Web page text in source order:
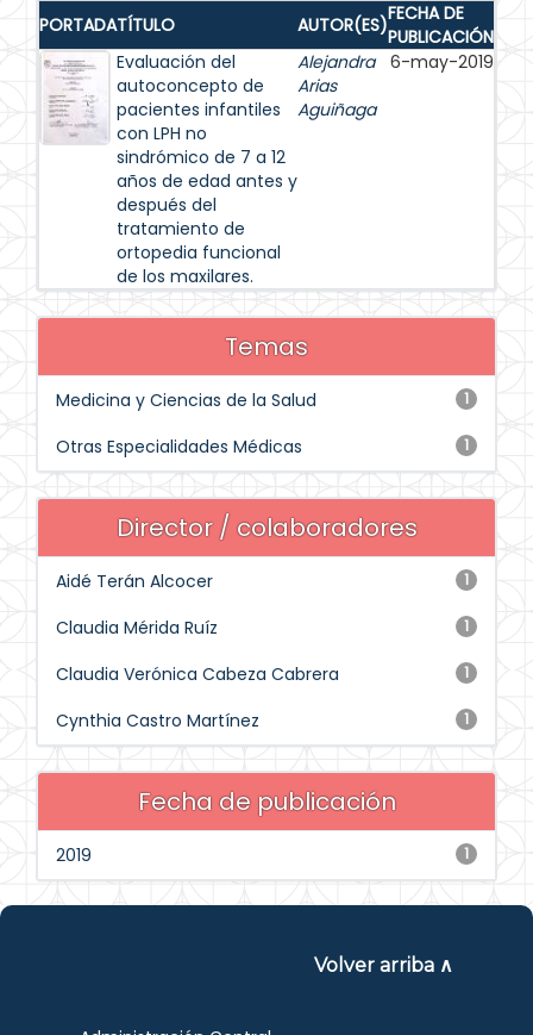
PORTADATÍTULO AUTOR(ES)FECHA DE
PUBLICACIÓN
Evaluación del
autoconcepto de
pacientes infantiles
con LPH no
sindrómico de 7 a 12
años de edad antes y
después del
tratamiento de
ortopedia funcional
de los maxilares.
Alejandra
Arias
Aguiñaga
6-may-2019
Temas
1
Medicina y Ciencias de la Salud
1
Otras Especialidades Médicas
Director / colaboradores
1
Aidé Terán Alcocer
1
Claudia Mérida Ruíz
1
Claudia Verónica Cabeza Cabrera
1
Cynthia Castro Martínez
Fecha de publicación
1
2019
Volver arriba ∧